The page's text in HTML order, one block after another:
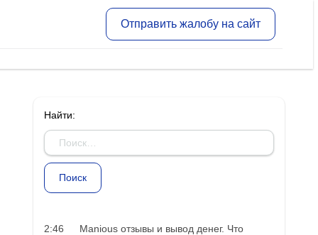
Отправить жалобу на сайт
Найти:
2:46
Manious отзывы и вывод денег. Что